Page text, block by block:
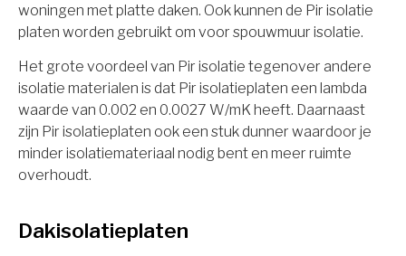
woningen met platte daken. Ook kunnen de Pir isolatie
platen worden gebruikt om voor spouwmuur isolatie.
Het grote voordeel van Pir isolatie tegenover andere
isolatie materialen is dat Pir isolatieplaten een lambda
waarde van 0.002 en 0.0027 W/mK heeft. Daarnaast
zijn Pir isolatieplaten ook een stuk dunner waardoor je
minder isolatiemateriaal nodig bent en meer ruimte
overhoudt.
Dakisolatieplaten